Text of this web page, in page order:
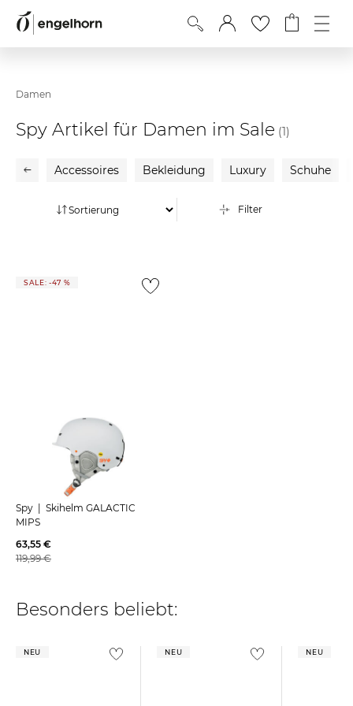
Damen
Spy Artikel für Damen im Sale (1)
Accessoires Bekleidung Luxury Schuhe
Filter
SALE: -47 %
Spy | Skihelm GALACTIC
MIPS
63,55 €
119,99 €
Besonders beliebt:
NEU NEU NEU